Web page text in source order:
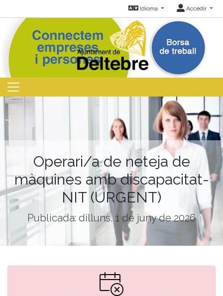
Idioma Accedir
Operari/a de neteja de
màquines amb discapacitat-
NIT (URGENT)
Publicada: dilluns, 1 de juny de 2026